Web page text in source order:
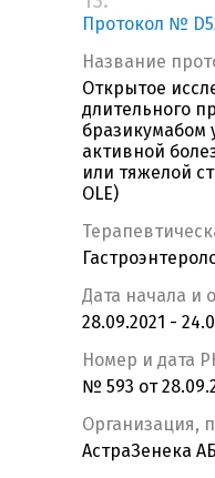
Протокол №
Название
Открытое
длительного
бразикумабом
активной
или тяжелой
OLE)
Дата начала и
28.09.2021 -
Номер и дата
№ 593 от
Организация,
АстраЗенека АБ